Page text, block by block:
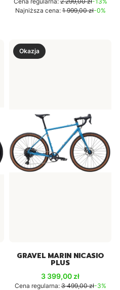
Najniższa cena: 1 999,00 zł-0%
Okazja
GRAVEL MARIN NICASIO
PLUS
Cena promocyjna
3 399,00 zł
Cena regularna: 3 499,00 zł-3%